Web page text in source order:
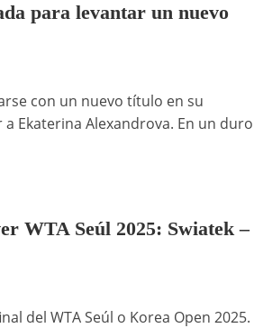
para levantar un nuevo
con un nuevo título en su
Ekaterina Alexandrova. En un duro
WTA Seúl 2025: Swiatek –
del WTA Seúl o Korea Open 2025.